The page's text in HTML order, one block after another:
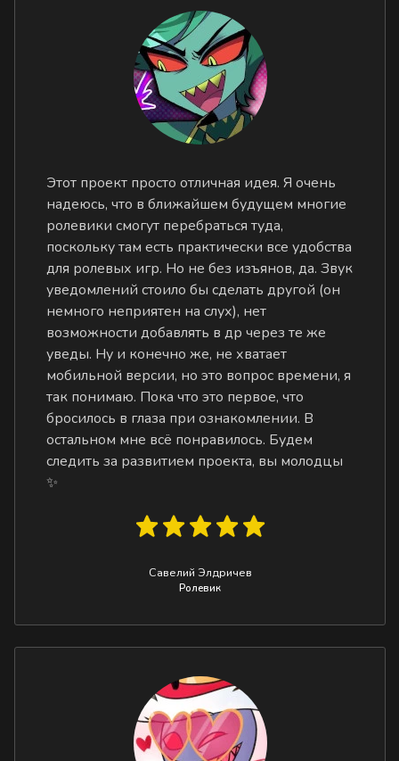
Этот проект просто отличная идея. Я очень
надеюсь, что в ближайшем будущем многие
ролевики смогут перебраться туда,
поскольку там есть практически все удобства
для ролевых игр. Но не без изъянов, да. Звук
уведомлений стоило бы сделать другой (он
немного неприятен на слух), нет
возможности добавлять в др через те же
уведы. Ну и конечно же, не хватает
мобильной версии, но это вопрос времени, я
так понимаю. Пока что это первое, что
бросилось в глаза при ознакомлении. В
остальном мне всё понравилось. Будем
следить за развитием проекта, вы молодцы
✨
Савелий Элдричев
Ролевик